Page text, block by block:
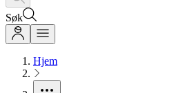
Søk
Hjem